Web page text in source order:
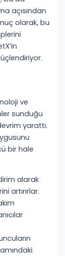
açısından
olarak, bu
ve
sunduğu
yarattı.
bir hale
alarak
artırırlar.